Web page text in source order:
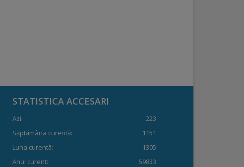
STATISTICA ACCESARI
Azi:
223
Săptămâna curentă:
1151
Luna curentă:
1305
Anul curent:
59833